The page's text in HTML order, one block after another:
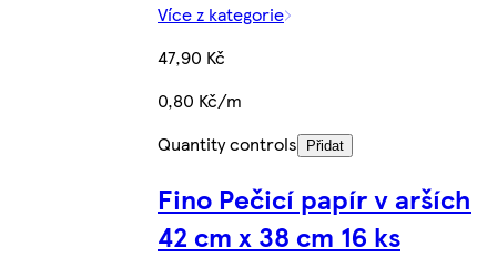
Více z kategorie
47,90 Kč
0,80 Kč/m
Quantity controls
Přidat
Fino Pečicí papír v arších
42 cm x 38 cm 16 ks